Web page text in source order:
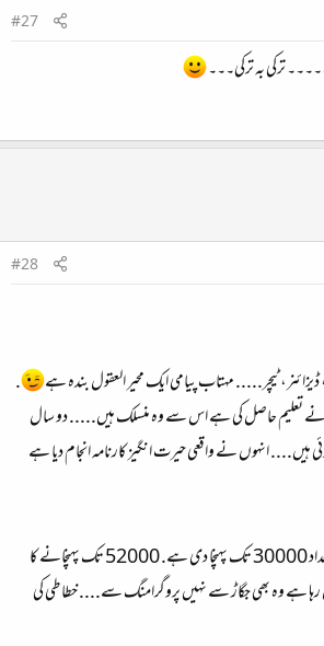
#27
ترکی بہ ترکی۔۔۔
#28
ٹیچر..... مہتاب پیامی ایک محیر العقول بندہ ہے
.
تعلیم حاصل کی ہے اس سے وہ منسلک ہیں..... دو سال
ہیں.... انہوں نے واقعی حیرت انگیز کارنامہ انجام دیا ہے
بغیر وولٹ ورک کے لگیچرز کی تعداد 30000 تک پہنچا دی ہے. 52000 تک پہنچانے کا
ہے وہ بھی جگاڑ سے نہیں پروگرامنگ سے.... خطاطی کی